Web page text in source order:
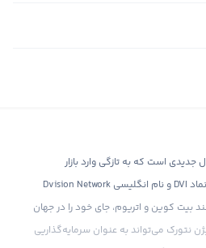
است که به تازگی وارد بازار
کریپتوکارنسی شده است. این ارز با نماد DVI و نام انگلیسی Dvision Network
بیت کوین و اتریوم، جای خود را در جهان
نتورک می‌تواند به عنوان سرمایه‌گذاریی